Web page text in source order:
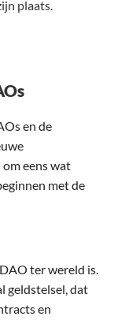
plaats.
en de
eens wat
met de
ter wereld is.
geldstelsel, dat
en